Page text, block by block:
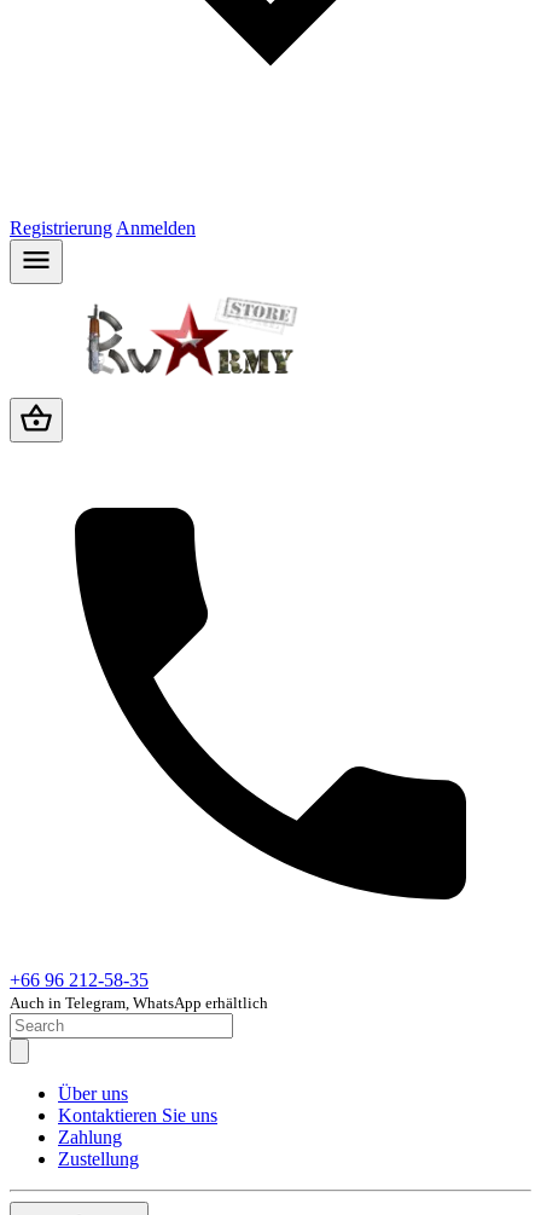
Registrierung Anmelden
+66 96 212-58-35
Auch in Telegram, WhatsApp erhältlich
Über uns
Kontaktieren Sie uns
Zahlung
Zustellung